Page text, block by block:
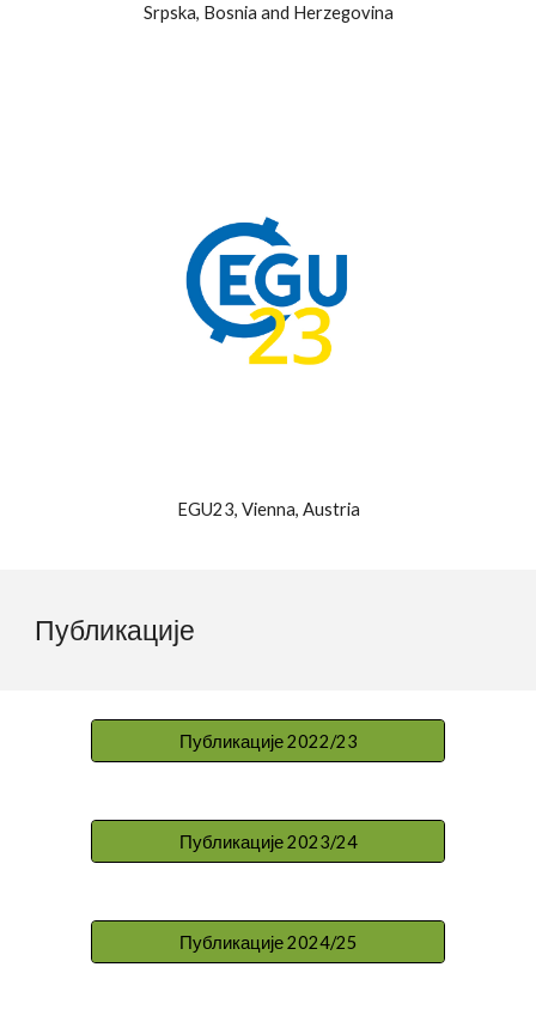
Srpska, Bosnia and Herzegovina
EGU23, Vienna, Austria
Публикације
Публикације 2022/23
Публикације 2023/24
Публикације 2024/25